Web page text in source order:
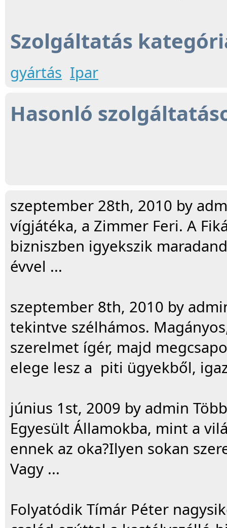
Szolgáltatás
gyártás Ipar
Hasonló
szeptember 28th, 2010 by
vígjátéka, a Zimmer Feri. A
bizniszben igyekszik
évvel ...
szeptember 8th, 2010 by
tekintve szélhámos.
szerelmet ígér, majd
elege lesz a piti ügyekből,
június 1st, 2009 by admin
Egyesült Államokba, mint a
ennek az oka?Ilyen sokan
Vagy ...
Folyatódik Tímár Péter